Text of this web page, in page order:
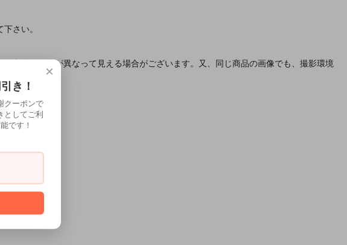
さい。
商品と色味が異なって見える場合がございます。又、同じ商品の画像でも、撮影環境
×
き！
クーポンで
としてご利
です！